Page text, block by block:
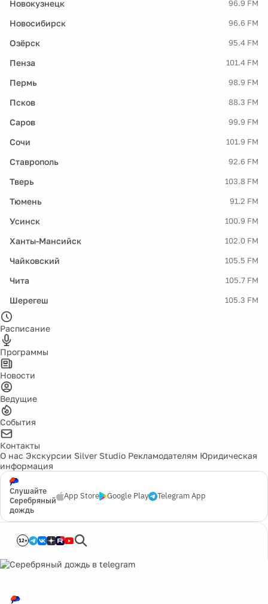
Новокузнецк 96.9 FM
Новосибирск 96.6 FM
Озёрск 95.4 FM
Пенза 101.4 FM
Пермь 98.9 FM
Псков 88.3 FM
Саров 99.9 FM
Сочи 101.9 FM
Ставрополь 92.6 FM
Тверь 103.8 FM
Тюмень 91.2 FM
Усинск 100.9 FM
Ханты-Мансийск 102.0 FM
Чайковский 105.5 FM
Чита 105.7 FM
Шерегеш 105.3 FM
Расписание
Программы
Новости
Ведущие
События
Контакты
О нас Экскурсии Silver Studio Рекламодателям Юридическая
информация
Слушайте
Серебряный
дождь
App Store Google Play Telegram App
12+